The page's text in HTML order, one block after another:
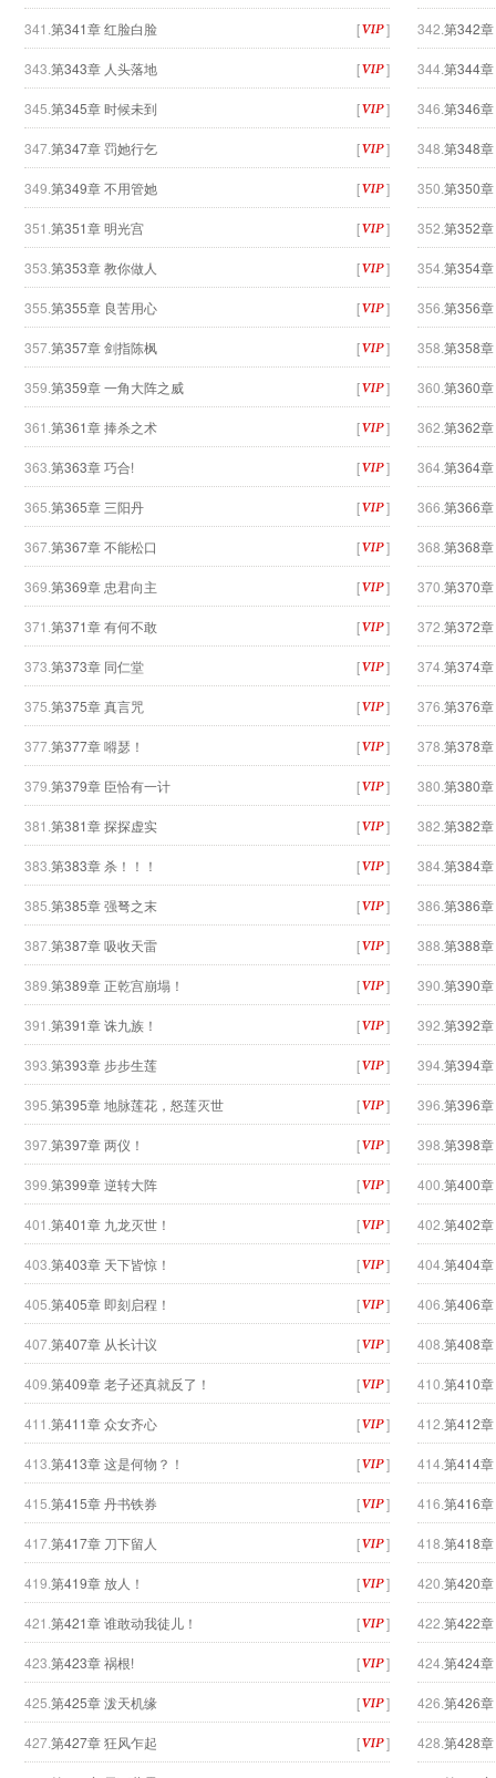
341. 第341章 红脸白脸 [ ] 342. 第342
343. 第343章 人头落地 [ ] 344. 第344
345. 第345章 时候未到 [ ] 346. 第346
347.第347章 罚她行乞 [ ] 348. 第348
349. 第349章 不用管她 [ ] 350. 第350
351. 第351章 明光宫 [ ] 352. 第352
353. 第353章 教你做人 [ ] 354. 第354
355. 第355章 良苦用心 [ ] 356. 第356
357.第357章 剑指陈枫 [ ] 358. 第358
359. 第359章 一角大阵之威 [ ] 360. 第360
361. 第361章 捧杀之术 [ ] 362. 第362
363. 第363章 巧合! [ ] 364. 第364
365. 第365章 三阳丹 [ ] 366. 第366
367.第367章 不能松口 [ ] 368. 第368
369. 第369章 忠君向主 [ ] 370. 第370
371. 第371章 有何不敢 [ ] 372. 第372
373. 第373章 同仁堂 [ ] 374. 第374
375. 第375章 真言咒 [ ] 376. 第376
377.第377章 嘚瑟！ [ ] 378. 第378
379. 第379章 臣恰有一计 [ ] 380. 第380
381. 第381章 探探虚实 [ ] 382. 第382
383. 第383章 杀！！！ [ ] 384. 第384
385. 第385章 强弩之末 [ ] 386. 第386
387.第387章 吸收天雷 [ ] 388. 第388
389. 第389章 正乾宫崩塌！ [ ] 390. 第390
391. 第391章 诛九族！ [ ] 392. 第392
393. 第393章 步步生莲 [ ] 394. 第394
395. 第395章 地脉莲花，怒莲灭世 [ ] 396. 第396
397.第397章 两仪！ [ ] 398. 第398
399. 第399章 逆转大阵 [ ] 400. 第400
401. 第401章 九龙灭世！ [ ] 402. 第402
403. 第403章 天下皆惊！ [ ] 404. 第404
405. 第405章 即刻启程！ [ ] 406. 第406
407.第407章 从长计议 [ ] 408. 第408
409. 第409章 老子还真就反了！ [ ] 410. 第410
411. 第411章 众女齐心 [ ] 412. 第412
413. 第413章 这是何物？！ [ ] 414. 第414
415. 第415章 丹书铁券 [ ] 416. 第416
417.第417章 刀下留人 [ ] 418. 第418
419. 第419章 放人！ [ ] 420. 第420
421. 第421章 谁敢动我徒儿！ [ ] 422. 第422
423. 第423章 祸根! [ ] 424. 第424
425. 第425章 泼天机缘 [ ] 426. 第426
427.第427章 狂风乍起 [ ] 428. 第428